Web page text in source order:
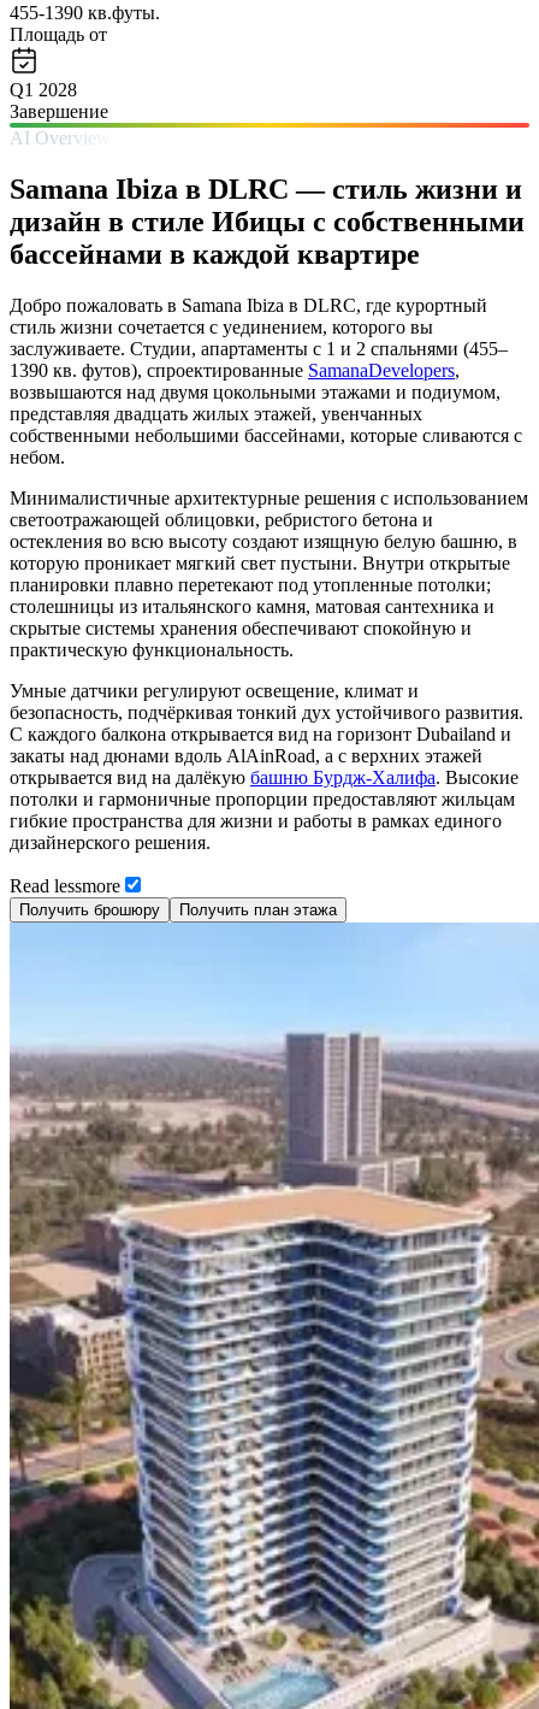
455-1390 кв.футы.
Площадь от
Q1 2028
Завершение
AI Overview
Samana Ibiza в DLRC — стиль жизни и
дизайн в стиле Ибицы с собственными
бассейнами в каждой квартире
Добро пожаловать в Samana Ibiza в DLRC, где курортный
стиль жизни сочетается с уединением, которого вы
заслуживаете. Студии, апартаменты с 1 и 2 спальнями (455–
1390 кв. футов), спроектированные SamanaDevelopers,
возвышаются над двумя цокольными этажами и подиумом,
представляя двадцать жилых этажей, увенчанных
собственными небольшими бассейнами, которые сливаются с
небом.
Минималистичные архитектурные решения с использованием
светоотражающей облицовки, ребристого бетона и
остекления во всю высоту создают изящную белую башню, в
которую проникает мягкий свет пустыни. Внутри открытые
планировки плавно перетекают под утопленные потолки;
столешницы из итальянского камня, матовая сантехника и
скрытые системы хранения обеспечивают спокойную и
практическую функциональность.
Умные датчики регулируют освещение, климат и
безопасность, подчёркивая тонкий дух устойчивого развития.
С каждого балкона открывается вид на горизонт Dubailand и
закаты над дюнами вдоль AlAinRoad, а с верхних этажей
открывается вид на далёкую башню Бурдж-Халифа. Высокие
потолки и гармоничные пропорции предоставляют жильцам
гибкие пространства для жизни и работы в рамках единого
дизайнерского решения.
Read lessmore
Получить брошюру Получить план этажа